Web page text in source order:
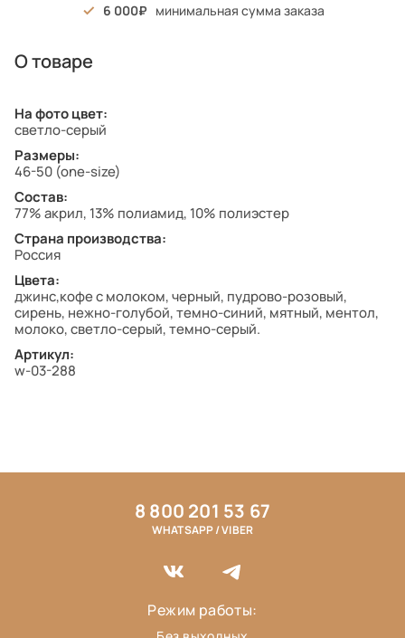
6 000 минимальная сумма заказа
О товаре
На фото цвет:
светло-серый
Размеры:
46-50 (one-size)
Состав:
77% акрил, 13% полиамид, 10% полиэстер
Страна производства:
Россия
Цвета:
джинс,кофе с молоком, черный, пудрово-розовый,
сирень, нежно-голубой, темно-синий, мятный, ментол,
молоко, светло-серый, темно-серый.
Артикул:
w-03-288
8 800 201 53 67
WHATSAPP / VIBER
Режим работы: